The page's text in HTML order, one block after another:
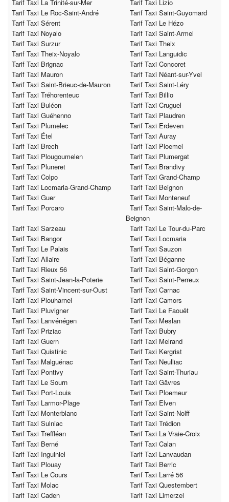
Tarif Taxi La Trinité-sur-Mer
Tarif Taxi Lizio
Tarif Taxi Le Roc-Saint-André
Tarif Taxi Saint-Guyomard
Tarif Taxi Sérent
Tarif Taxi Le Hézo
Tarif Taxi Noyalo
Tarif Taxi Saint-Armel
Tarif Taxi Surzur
Tarif Taxi Theix
Tarif Taxi Theix-Noyalo
Tarif Taxi Languidic
Tarif Taxi Brignac
Tarif Taxi Concoret
Tarif Taxi Mauron
Tarif Taxi Néant-sur-Yvel
Tarif Taxi Saint-Brieuc-de-Mauron
Tarif Taxi Saint-Léry
Tarif Taxi Tréhorenteuc
Tarif Taxi Billio
Tarif Taxi Buléon
Tarif Taxi Cruguel
Tarif Taxi Guéhenno
Tarif Taxi Plaudren
Tarif Taxi Plumelec
Tarif Taxi Erdeven
Tarif Taxi Étel
Tarif Taxi Auray
Tarif Taxi Brech
Tarif Taxi Ploemel
Tarif Taxi Plougoumelen
Tarif Taxi Plumergat
Tarif Taxi Pluneret
Tarif Taxi Brandivy
Tarif Taxi Colpo
Tarif Taxi Grand-Champ
Tarif Taxi Locmaria-Grand-Champ
Tarif Taxi Beignon
Tarif Taxi Guer
Tarif Taxi Monteneuf
Tarif Taxi Porcaro
Tarif Taxi Saint-Malo-de-
Beignon
Tarif Taxi Sarzeau
Tarif Taxi Le Tour-du-Parc
Tarif Taxi Bangor
Tarif Taxi Locmaria
Tarif Taxi Le Palais
Tarif Taxi Sauzon
Tarif Taxi Allaire
Tarif Taxi Béganne
Tarif Taxi Rieux 56
Tarif Taxi Saint-Gorgon
Tarif Taxi Saint-Jean-la-Poterie
Tarif Taxi Saint-Perreux
Tarif Taxi Saint-Vincent-sur-Oust
Tarif Taxi Carnac
Tarif Taxi Plouharnel
Tarif Taxi Camors
Tarif Taxi Pluvigner
Tarif Taxi Le Faouët
Tarif Taxi Lanvénégen
Tarif Taxi Meslan
Tarif Taxi Priziac
Tarif Taxi Bubry
Tarif Taxi Guern
Tarif Taxi Melrand
Tarif Taxi Quistinic
Tarif Taxi Kergrist
Tarif Taxi Malguénac
Tarif Taxi Neulliac
Tarif Taxi Pontivy
Tarif Taxi Saint-Thuriau
Tarif Taxi Le Sourn
Tarif Taxi Gâvres
Tarif Taxi Port-Louis
Tarif Taxi Ploemeur
Tarif Taxi Larmor-Plage
Tarif Taxi Elven
Tarif Taxi Monterblanc
Tarif Taxi Saint-Nolff
Tarif Taxi Sulniac
Tarif Taxi Trédion
Tarif Taxi Treffléan
Tarif Taxi La Vraie-Croix
Tarif Taxi Berné
Tarif Taxi Calan
Tarif Taxi Inguiniel
Tarif Taxi Lanvaudan
Tarif Taxi Plouay
Tarif Taxi Berric
Tarif Taxi Le Cours
Tarif Taxi Larré 56
Tarif Taxi Molac
Tarif Taxi Questembert
Tarif Taxi Caden
Tarif Taxi Limerzel